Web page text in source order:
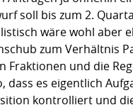
soll bis zum 2.
wäre wohl aber
zum Verhältnis
und die
es eigentlich
kontrolliert und